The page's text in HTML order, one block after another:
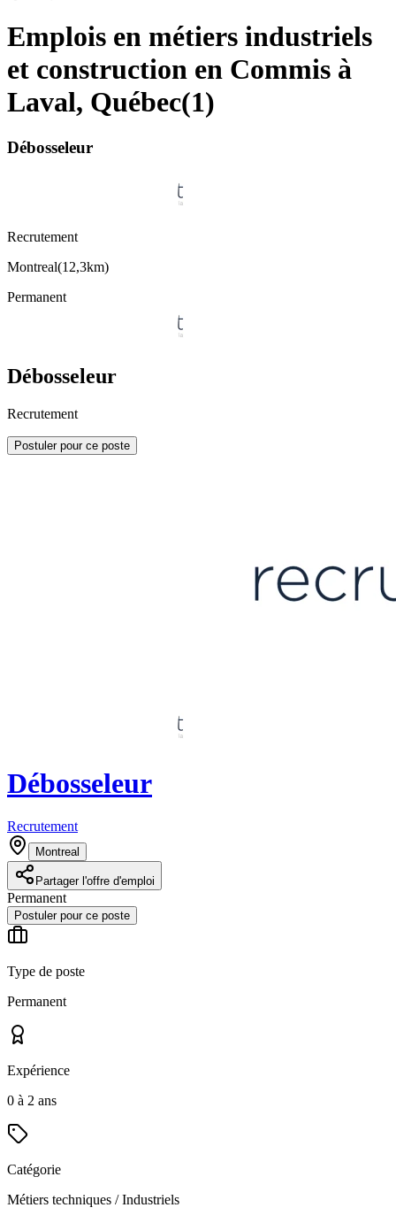
Emplois en métiers industriels
et construction en Commis à
Laval, Québec(1)
Débosseleur
Recrutement
Montreal(12,3km)
Permanent
Débosseleur
Recrutement
Postuler pour ce poste
Débosseleur
Recrutement
Montreal
Partager l'offre d'emploi
Permanent
Postuler pour ce poste
Type de poste
Permanent
Expérience
0 à 2 ans
Catégorie
Métiers techniques / Industriels